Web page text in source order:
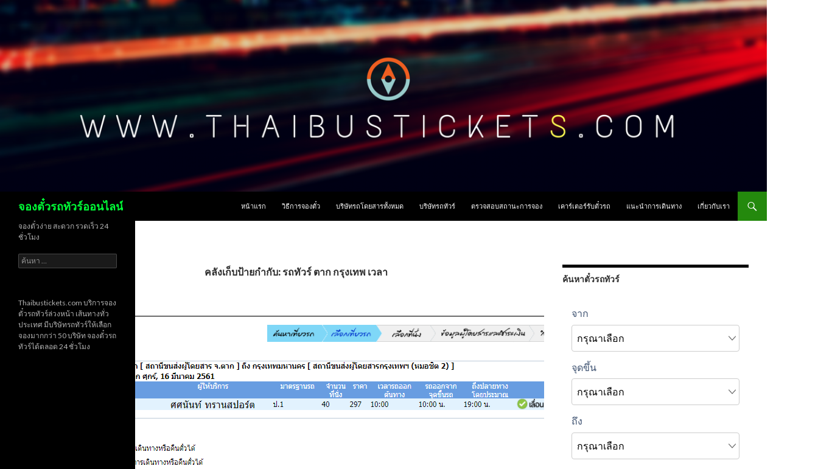
จองตั๋วรถทัวร์ออนไลน์
หน้าแรก
วิธีการจองตั๋ว บริษัทรถโดยสารทั้งหมด บริษัทรถทัวร์ ตรวจสอบสถานะการจอง เคาร์เตอร์รับตั๋วรถ แนะนำการเดินทาง เกี่ยวกับเรา
คลังเก็บป้ายกำกับ: รถทัวร์ ตาก กรุงเทพ เวลา
ค้นหาตั๋วรถทัวร์
จองตั๋วง่าย สะดวก รวดเร็ว 24
ชั่วโมง
ค้นหา
สำหรับ:
Thaibustickets.com บริการจอง
ตั๋วรถทัวร์ล่วงหน้า เส้นทางทั่ว
ประเทศ มีบริษัทรถทัวร์ให้เลือก
จองมากกว่า 50 บริษัท จองตั๋วรถ
ทัวร์ได้ตลอด 24 ชั่วโมง